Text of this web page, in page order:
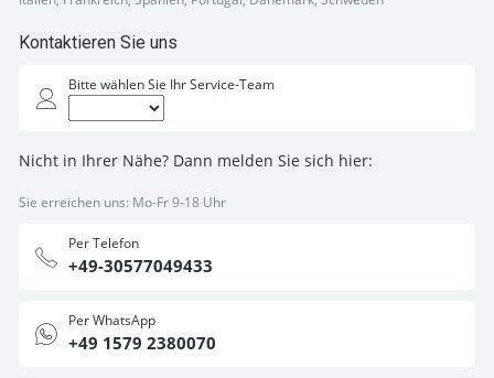
Kontaktieren Sie uns
Bitte wählen Sie Ihr Service-Team
Nicht in Ihrer Nähe? Dann melden Sie sich hier:
Sie erreichen uns: Mo-Fr 9-18 Uhr
Per Telefon
+49-30577049433
Per WhatsApp
+49 1579 2380070